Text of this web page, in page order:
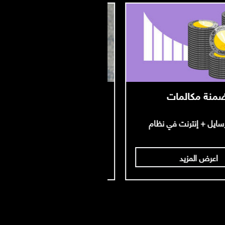
الاستخدام
جهازك وتشترك في باقات
اعرض المزيد